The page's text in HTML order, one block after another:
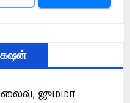
லைவ், ஜும்மா